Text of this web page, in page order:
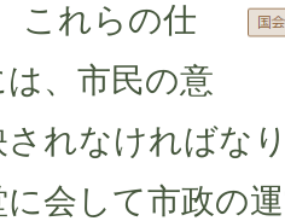
これらの仕
、市民の意
されなければな
会して市政の